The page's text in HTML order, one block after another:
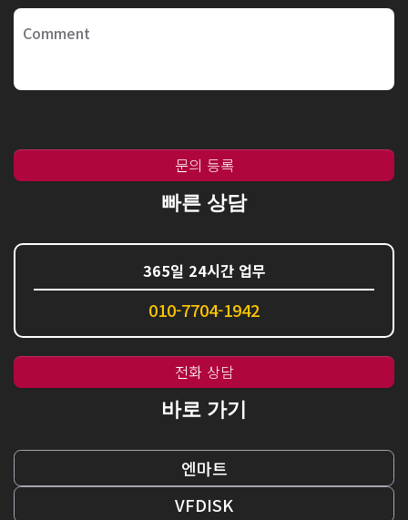
문의 등록
빠른 상담
365일 24시간 업무
010-7704-1942
전화 상담
바로 가기
엔마트
VFDISK